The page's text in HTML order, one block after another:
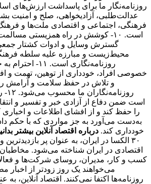
روزنامه‌نگار ما برای پاسداشت ارزش‌های
عدالت‌طلبی، آزادیخواهی، صلح و امنیت
فرهنگی، اجتماعی و اقتصادی ملت‌ها و
است. ۱۰- کوشش در راه همزیستی
گسترش وسایل و ادوات کشتار
محیط‌زیست و مبارزه علیه سلطه
روزنامه‌نگاری
خصوصی افراد، خودداری از توهین، تهمت و
و تلاش در حفظ سلامت و آرامش
است ضمن دفاع از آزادی خبر و تفسیر و
را حفظ کند و از افشای اطلاعات و
به‌دست می‌آورد به جز مواردی که با حکم
خودداری کند. درباره اقتصاد آنلاین بیشتر
۳۰ الکسا در ایران، به عنوان پر
اقتصادی در ایران شناخته می‌شود. مخاطبان
کسب و کار، مدیران، روسای شرکت‌ها و
می‌خواهند یک روز زودتر از اخبار
روزنامه‌ها اکتفا نمی‌کنند. اقتصاد آنلاین،